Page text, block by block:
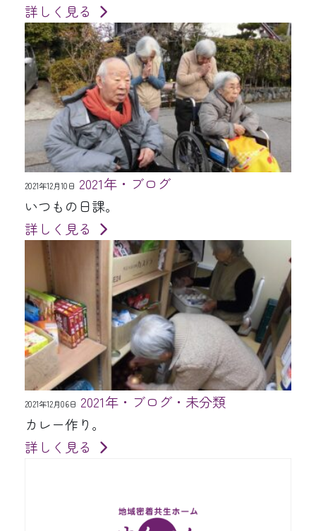
詳しく見る
2021年12月10日 2021年・ブログ
いつもの日課。
詳しく見る
2021年12月06日 2021年・ブログ・未分類
カレー作り。
詳しく見る